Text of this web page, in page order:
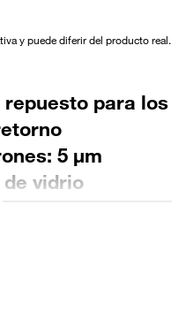
y puede diferir del producto real.
para los
5 µm
vidrio
143 Diámetro
(mm): 922